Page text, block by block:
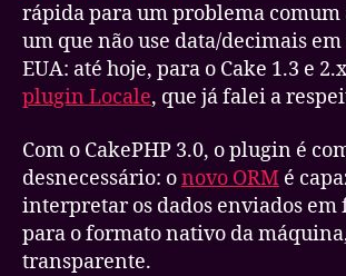
rápida para um problema
um que não use data/decimais
EUA: até hoje, para o Cake 1.3 e
plugin Locale, que já falei a
Com o CakePHP 3.0, o plugin é
desnecessário: onovo ORM é
interpretar os dados enviados
para o formato nativo da
transparente.